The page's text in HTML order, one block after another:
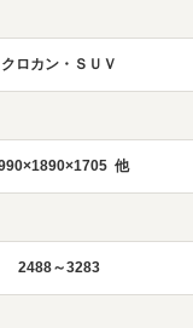
クロカン・ＳＵＶ
他
2488～3283